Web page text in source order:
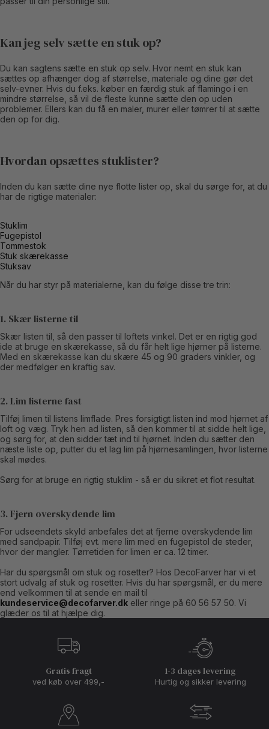
Kan jeg selv sætte en stuk op?
Du kan sagtens sætte en stuk op selv. Hvor nemt en stuk kan
sættes op afhænger dog af størrelse, materiale og dine gør det
selv-evner. Hvis du f.eks. køber en færdig stuk af flamingo i en
mindre størrelse, så vil de fleste kunne sætte den op uden
problemer. Ellers kan du få en maler, murer eller tømrer til at sætte
den op for dig.
Hvordan opsættes stuklister?
Inden du kan sætte dine nye flotte lister op, skal du sørge for, at du
har de rigtige materialer:
Stuklim
Fugepistol
Tommestok
Stuk skærekasse
Stuksav
Når du har styr på materialerne, kan du følge disse tre trin:
1. Skær listerne til
Skær listen til, så den passer til loftets vinkel. Det er en rigtig god
ide at bruge en skærekasse, så du får helt lige hjørner på listerne.
Med en skærekasse kan du skære 45 og 90 graders vinkler, og
der medfølger en kraftig sav.
2. Lim listerne fast
Tilføj limen til listens limflade. Pres forsigtigt listen ind mod hjørnet af
loft og væg. Tryk hen ad listen, så den kommer til at sidde helt lige,
og sørg for, at den sidder tæt ind til hjørnet. Inden du sætter den
næste liste op, putter du et lag lim på hjørnesamlingen, hvor listerne
skal mødes.
Sørg for at bruge en rigtig stuklim - så er du sikret et flot resultat.
3. Fjern overskydende lim
For udseendets skyld anbefales det at fjerne overskydende lim
med sandpapir. Tilføj evt. mere lim med en fugepistol de steder,
hvor der mangler. Tørretiden for limen er ca. 12 timer.
Har du spørgsmål om stuk og rosetter? Hos DecoFarver har vi et
stort udvalg af stuk og rosetter. Hvis du har spørgsmål, er du mere
end velkommen til at sende en mail til
kundeservice@decofarver.dk eller ringe på 60 56 57 50. Vi
glæder os til at hjælpe dig.
Gratis fragt
ved køb over 499,-
1-3 dages levering
Hurtig og sikker levering